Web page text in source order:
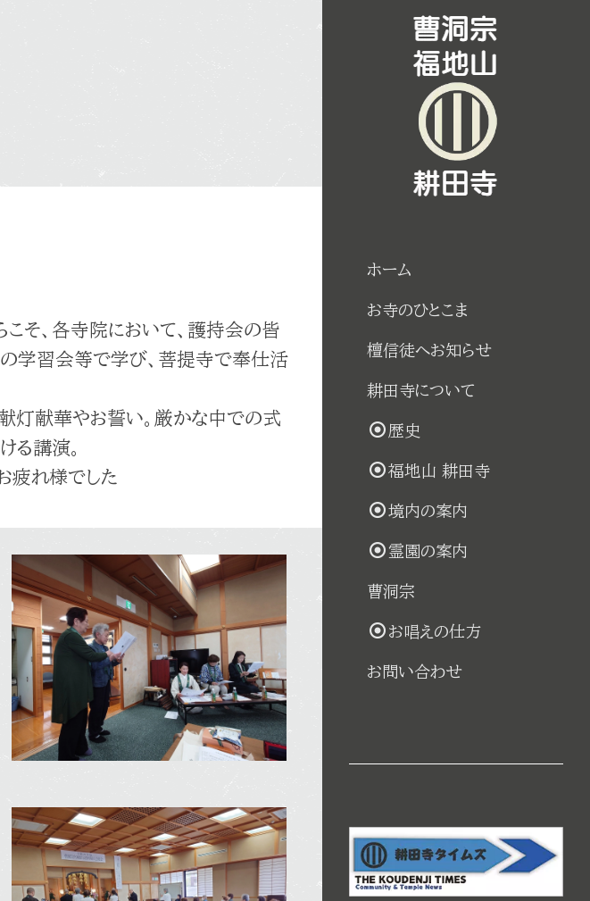
そ、各寺院において、護持会の皆
学習会等で学び、菩提寺で奉仕活
灯献華やお誓い。厳かな中での式
る講演。
疲れ様でした
ホーム
お寺のひとこま
檀信徒へお知らせ
耕田寺について
歴史
福地山 耕田寺
境内の案内
霊園の案内
曹洞宗
お唱えの仕方
お問い合わせ